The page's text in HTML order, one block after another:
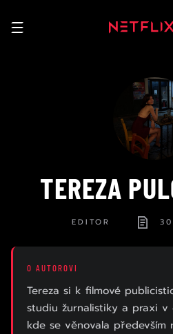
TEREZA
EDITOR
Tereza si k filmové
studiu žurnalistiky a praxi v
kde se věnovala především